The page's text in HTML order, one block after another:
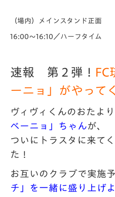
（場内）メインスタンド正面
16:00～16:10／ハーフタイム
速報 第２弾！ FC
ーニョ」がやって
ヴィヴィくんのおたよ
ベーニョ」ちゃんが、
ついにトラスタに来て
た！
お互いのクラブで実施
チ」を一緒に盛り上げ